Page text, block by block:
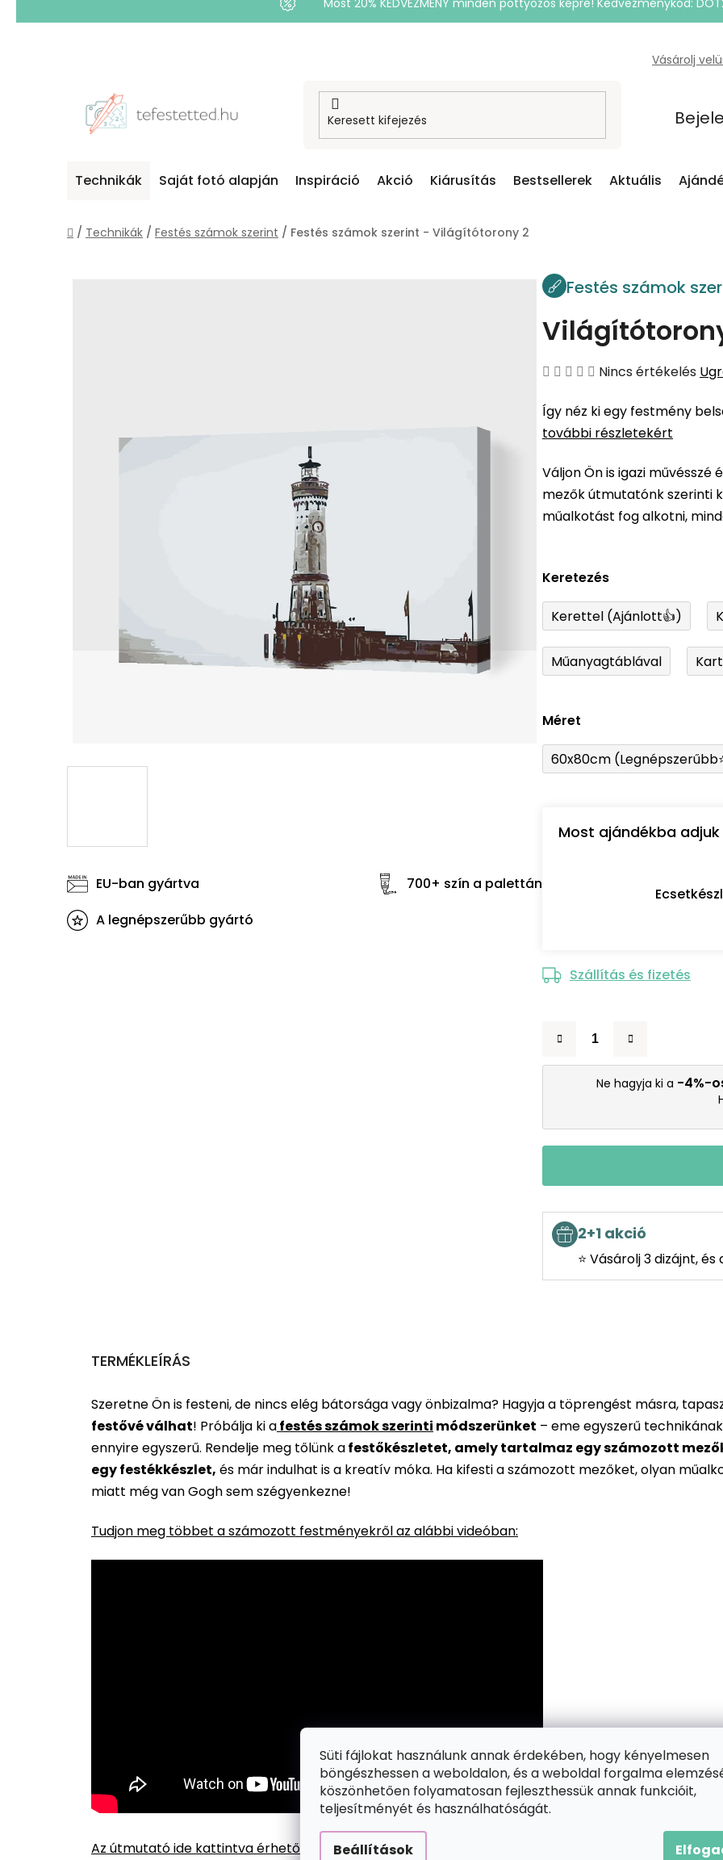
Süti fájlokat használunk annak érdekében, hogy kényelmesen
böngészhessen a weboldalon, és a weboldal forgalma
köszönhetően folyamatosan fejleszthessük annak funkcióit,
teljesítményét és használhatóságát.
Beállítások
Most 20% KEDVEZMÉNY minden pöttyözős képre! Kedvezménykód:
Vásárolj
Technikák Saját fotó alapján Inspiráció Akció Kiárusítás Bestsellerek Aktuális
Kezdőlap
/ Technikák / Festés számok szerint / Festés számok szerint - Világítótorony 2
Festés számok
A
átlagos
értékelése
ből
0,0
csillag.
Nincs értékelés
Így néz ki egy festmény
további részletekért
Váljon Ön is igazi
mezők útmutatónk szerinti
műalkotást fog alkotni,
Keretezés
Kerettel (Ajánlott👍)
Műanyagtáblával
Méret
60x80cm
Most ajándékba
Szállítás és fizetés
Ne hagyja ki a -4%-
2+1 akció
⭐ Vásárolj 3 dizájnt,
EU-ban gyártva
700+ szín a palettán
A legnépszerűbb gyártó
TERMÉKLEÍRÁS
Szeretne Ön is festeni, de nincs elég bátorsága vagy önbizalma? Hagyja a töprengést másra,
festővé válhat! Próbálja ki afestés számok szerinti módszerünket – eme egyszerű
ennyire egyszerű. Rendelje meg tőlünk afestőkészletet, amely tartalmaz egy számozott
egy festékkészlet, és már indulhat is a kreatív móka. Ha kifesti a számozott mezőket, olyan
miatt még van Gogh sem szégyenkezne!
Tudjon meg többet a számozott festményekről az alábbi videóban:
Az útmutató ide kattintva érhető el.